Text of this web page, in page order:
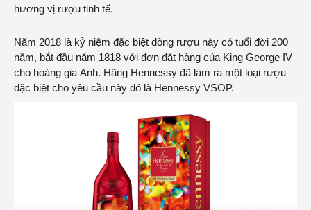
hương vị rượu tinh tế.
Năm 2018 là kỷ niệm đặc biệt dòng rượu này có tuổi đời 200
năm, bắt đầu năm 1818 với đơn đặt hàng của King George IV
cho hoàng gia Anh. Hãng Hennessy đã làm ra một loại rượu
đặc biệt cho yêu cầu này đó là Hennessy VSOP.